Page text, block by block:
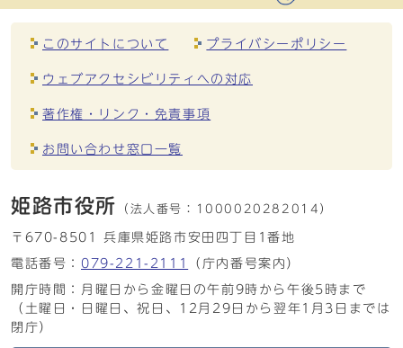
このサイトについて プライバシーポリシー
ウェブアクセシビリティへの対応
著作権・リンク・免責事項
お問い合わせ窓口一覧
姫路市役所 （法人番号： 1000020282014）
〒670-8501 兵庫県姫路市安田四丁目1番地
電話番号： 079-221-2111
（庁内番号案内）
開庁時間：月曜日から金曜日の午前9時から午後5時まで
（土曜日・日曜日、祝日、12月29日から翌年1月3日までは
閉庁）